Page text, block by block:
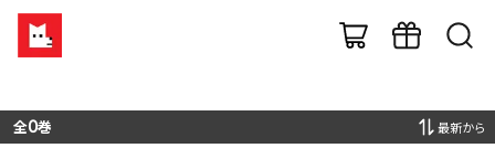
全0巻 最新から